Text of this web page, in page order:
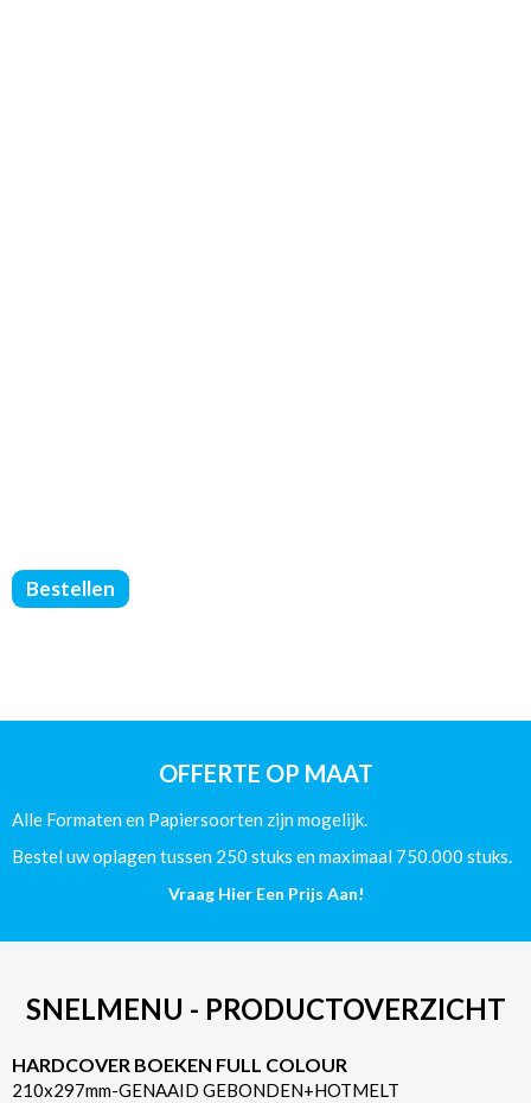
Brochures
Geniet
-
80
Bestellen
OFFERTE OP MAAT
Alle Formaten en Papiersoorten zijn mogelijk.
Bestel uw oplagen tussen 250 stuks en maximaal 750.000 stuks.
Vraag Hier Een Prijs Aan!
SNELMENU - PRODUCTOVERZICHT
HARDCOVER BOEKEN FULL COLOUR
210x297mm-GENAAID GEBONDEN+HOTMELT